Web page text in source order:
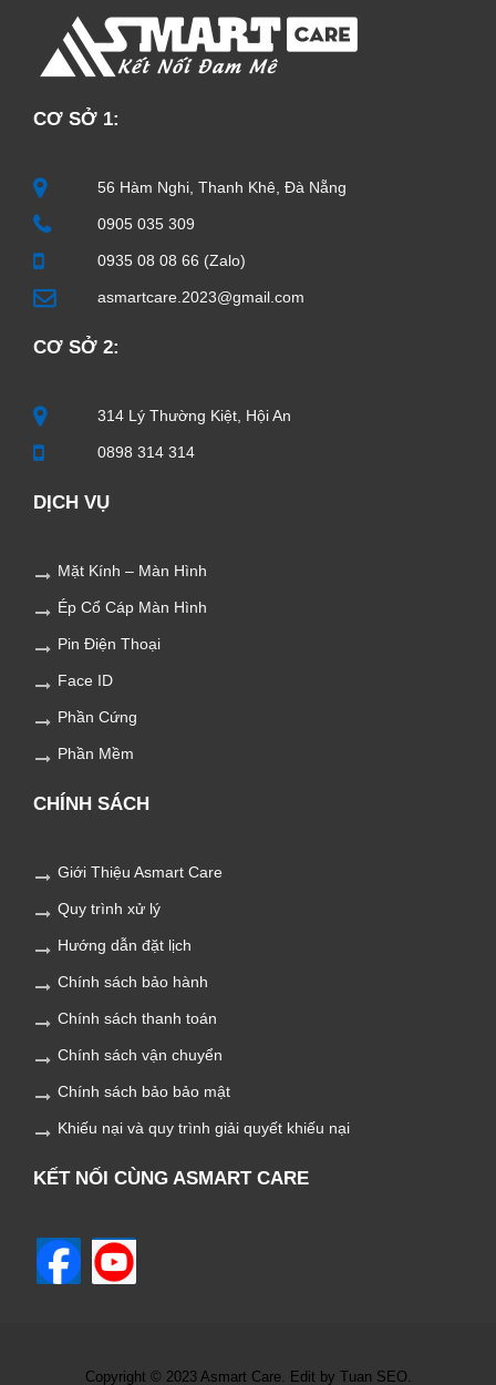
CƠ SỞ 1:
56 Hàm Nghi, Thanh Khê, Đà Nẵng
0905 035 309
0935 08 08 66 (Zalo)
asmartcare.2023@gmail.com
CƠ SỞ 2:
314 Lý Thường Kiệt, Hội An
0898 314 314
DỊCH VỤ
Mặt Kính – Màn Hình
Ép Cổ Cáp Màn Hình
Pin Điện Thoại
Face ID
Phần Cứng
Phần Mềm
CHÍNH SÁCH
Giới Thiệu Asmart Care
Quy trình xử lý
Hướng dẫn đặt lịch
Chính sách bảo hành
Chính sách thanh toán
Chính sách vận chuyển
Chính sách bảo bảo mật
Khiếu nại và quy trình giải quyết khiếu nại
KẾT NỐI CÙNG ASMART CARE
Copyright © 2023 Asmart Care. Edit by Tuan SEO.